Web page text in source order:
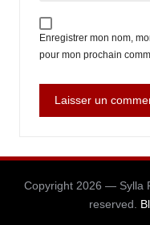
Enregistrer mon nom,
pour mon prochain
Copyright 2026 — Sylla
reserved.